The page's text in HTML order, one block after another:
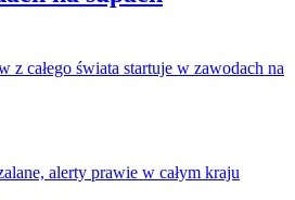
alerty prawie w całym kraju